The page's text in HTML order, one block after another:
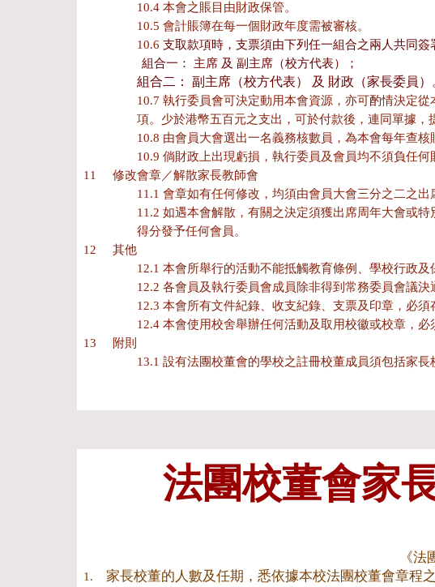
10.4 本會之賬目由財政保管。
10.5 會計賬簿在每一個財政年度需被審核。
10.6 支取款項時，支票須由下列任一組合之兩人共同簽
組合一： 主席 及 副主席（校方代表）；
組合二： 副主席（校方代表） 及 財政（家長委員）
10.7 執行委員會可決定動用本會資源，亦可酌情決定
項。少於港幣五百元之支出，可於付款後，連同單據，
10.8 由會員大會選出一名義務核數員，為本會每年查核
10.9 倘財政上出現虧損，執行委員及會員均不須負任何
11 修改會章／解散家長教師會
11.1 會章如有任何修改，均須由會員大會三分之二之出
11.2 如遇本會解散，有關之決定須獲出席周年大會或
得分發予任何會員。
12 其他
12.1 本會所舉行的活動不能抵觸教育條例、學校行政及
12.2 各會員及執行委員會成員除非得到常務委員會議
12.3 本會所有文件紀錄、收支紀錄、支票及印章，必須
12.4 本會使用校舍舉辦任何活動及取用校徽或校章，必
13 附則
13.1 設有法團校董會的學校之註冊校董成員須包括家
法團校董會家
《
1. 家長校董的人數及任期，悉依據本校法團校董會章程之